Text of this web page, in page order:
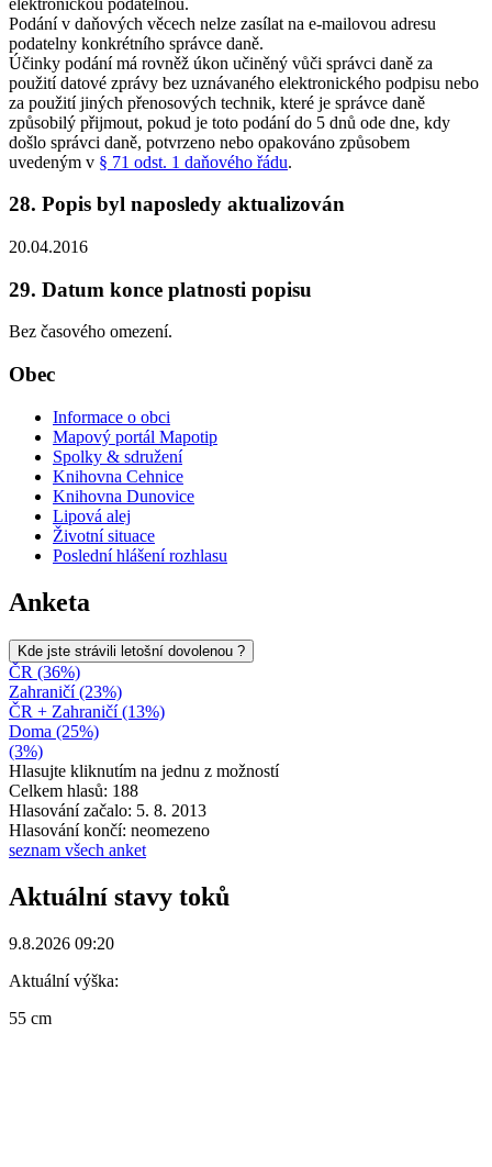
Podání v daňových věcech nelze zasílat na e-mailovou adresu
podatelny konkrétního správce daně.
Účinky podání má rovněž úkon učiněný vůči správci daně za
použití datové zprávy bez uznávaného elektronického podpisu nebo
za použití jiných přenosových technik, které je správce daně
způsobilý přijmout, pokud je toto podání do 5 dnů ode dne, kdy
došlo správci daně, potvrzeno nebo opakováno způsobem
uvedeným v § 71 odst. 1 daňového řádu.
28. Popis byl naposledy aktualizován
20.04.2016
29. Datum konce platnosti popisu
Bez časového omezení.
Obec
Informace o obci
Mapový portál Mapotip
Spolky & sdružení
Knihovna Cehnice
Knihovna Dunovice
Lipová alej
Životní situace
Poslední hlášení rozhlasu
Anketa
Kde jste strávili letošní dovolenou ?
ČR (36%)
Zahraničí (23%)
ČR + Zahraničí (13%)
Doma (25%)
(3%)
Hlasujte kliknutím na jednu z možností
Celkem hlasů: 188
Hlasování začalo: 5. 8. 2013
Hlasování končí: neomezeno
seznam všech anket
Aktuální stavy toků
9.8.2026 09:20
Aktuální výška:
55 cm